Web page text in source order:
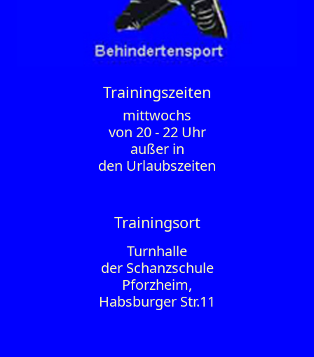
Trainings­zeiten
mittwochs
von 20 - 22 Uhr
außer in
den Urlaubszeiten
Trainingsort
Turnhalle
der Schanzschule
Pforzheim,
Habsburger Str.11